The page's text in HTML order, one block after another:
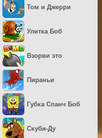
Том и Джерри
Улитка Боб
Взорви это
Пираньи
Губка Спанч Боб
Скуби-Ду